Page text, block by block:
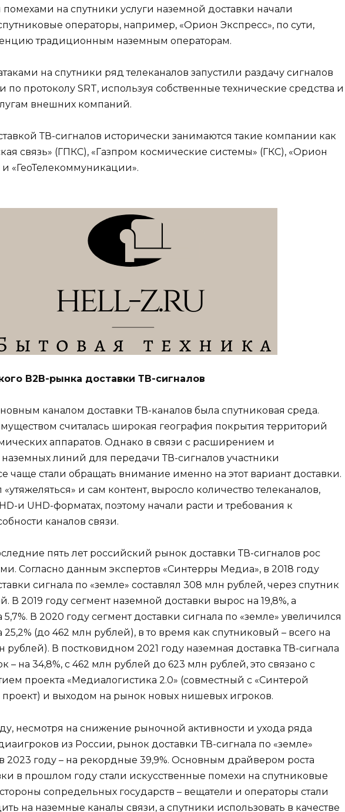
на спутники услуги наземной доставки начали
операторы, например, «Орион Экспресс», по сути,
традиционным наземным операторам.
на спутники ряд телеканалов запустили раздачу сигналов
по протоколу SRT, используя собственные технические средства и
внешних компаний.
ТВ-сигналов исторически занимаются такие компании как
связь» (ГПКС), «Газпром космические системы» (ГКС), «Орион
и «ГеоТелекоммуникации».
В2B-рынка доставки ТВ-сигналов
каналом доставки ТВ-каналов была спутниковая среда.
считалась широкая география покрытия территорий
аппаратов. Однако в связи с расширением и
линий для передачи ТВ-сигналов участники
чаще стали обращать внимание именно на этот вариант доставки.
«утяжеляться» и сам контент, выросло количество телеканалов,
и UHD-форматах, поэтому начали расти и требования к
каналов связи.
пять лет российский рынок доставки ТВ-сигналов рос
Согласно данным экспертов «Синтерры Медиа», в 2018 году
сигнала по «земле» составлял 308 млн рублей, через спутник
В 2019 году сегмент наземной доставки вырос на 19,8%, а
5,7%. В 2020 году сегмент доставки сигнала по «земле» увеличился
(до 462 млн рублей), в то время как спутниковый – всего на
рублей). В постковидном 2021 году наземная доставка ТВ-сигнала
– на 34,8%, с 462 млн рублей до 623 млн рублей, это связано с
проекта «Медиалогистика 2.0» (совместный с «Синтерой
проект) и выходом на рынок новых нишевых игроков.
несмотря на снижение рыночной активности и ухода ряда
из России, рынок доставки ТВ-сигнала по «земле»
в 2023 году – на рекордные 39,9%. Основным драйвером роста
в прошлом году стали искусственные помехи на спутниковые
сопредельных государств – вещатели и операторы стали
на наземные каналы связи, а спутники использовать в качестве